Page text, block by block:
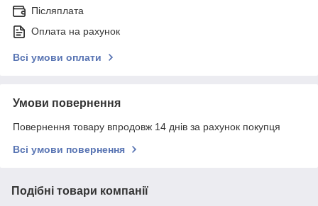
Післяплата
Оплата на рахунок
Всі умови оплати
Умови повернення
Повернення товару впродовж 14 днів за рахунок покупця
Всі умови повернення
Подібні товари компанії